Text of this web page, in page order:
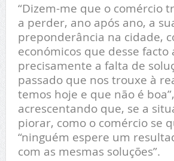
“Dizem-me que o comércio
a perder, ano após ano, a
preponderância na cidade,
económicos que desse facto
precisamente a falta de
passado que nos trouxe à
temos hoje e que não é
acrescentando que, se a
piorar, como o comércio se
“ninguém espere um
com as mesmas soluções”.